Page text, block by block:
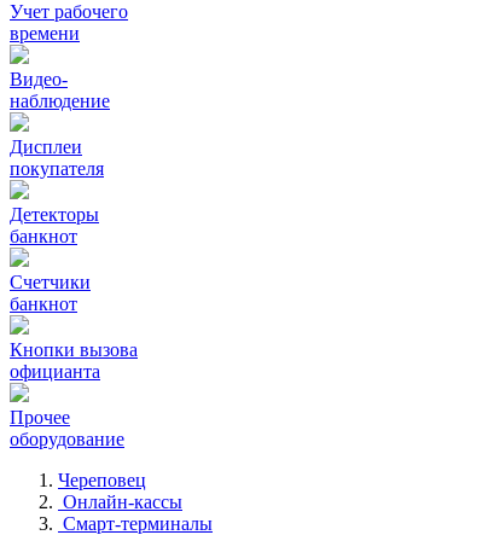
Учет рабочего
времени
Видео‑
наблюдение
Дисплеи
покупателя
Детекторы
банкнот
Счетчики
банкнот
Кнопки вызова
официанта
Прочее
оборудование
Череповец
Онлайн-кассы
Смарт-терминалы